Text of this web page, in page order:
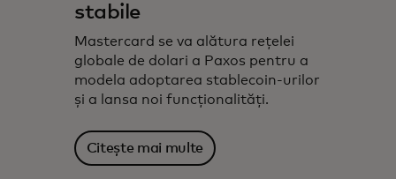
stabile
Mastercard se va alătura rețelei
globale de dolari a Paxos pentru a
modela adoptarea stablecoin-urilor
și a lansa noi funcționalități.
Citește mai multe